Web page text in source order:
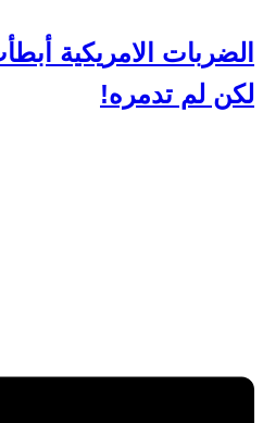
الضربات الامريكية
لكن لم تدمره!